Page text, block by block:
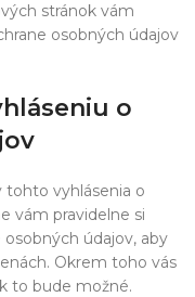
stránok vám
osobných údajov
o
tohto vyhlásenia o
vám pravidelne si
údajov, aby
Okrem toho vás
to bude možné.